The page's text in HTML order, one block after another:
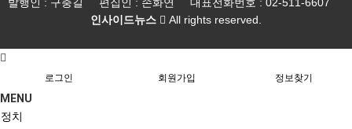
인사이드뉴스
All rights reserved.
로그인 회원가입 정보찾기
MENU
정치